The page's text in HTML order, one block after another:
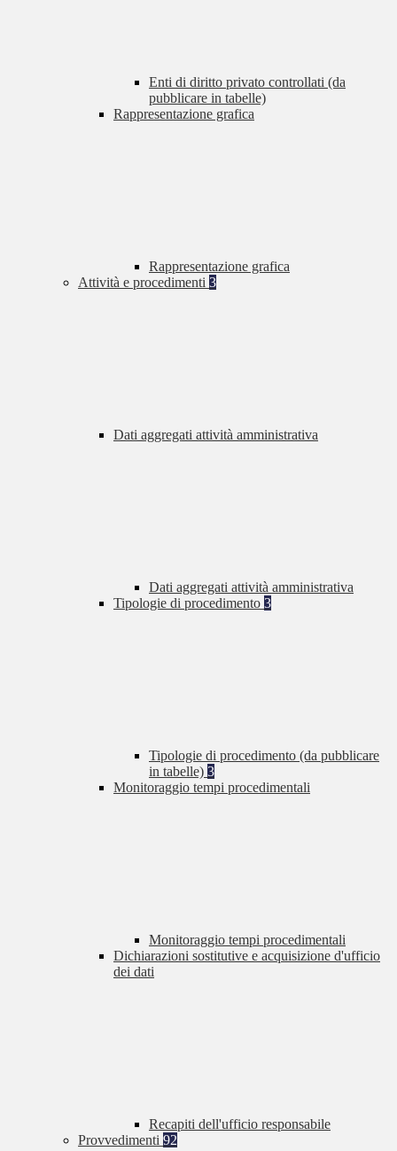
Enti di diritto privato controllati (da
pubblicare in tabelle)
Rappresentazione grafica
Rappresentazione grafica
Attività e procedimenti 3
Dati aggregati attività amministrativa
Dati aggregati attività amministrativa
Tipologie di procedimento 3
Tipologie di procedimento (da pubblicare
in tabelle) 3
Monitoraggio tempi procedimentali
Monitoraggio tempi procedimentali
Dichiarazioni sostitutive e acquisizione d'ufficio
dei dati
Recapiti dell'ufficio responsabile
Provvedimenti 92